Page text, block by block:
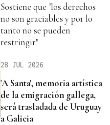
Sostiene que "los derechos
no son graciables y por lo
tanto no se pueden
restringir"
28 JUL 2026
'A Santa', memoria artística
de la emigración gallega,
será trasladada de Uruguay
a Galicia